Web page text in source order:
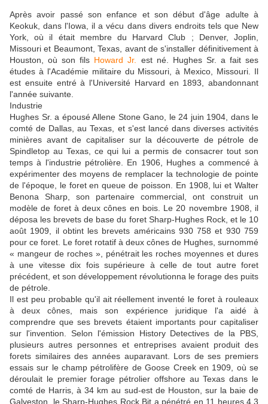
Après avoir passé son enfance et son début d'âge adulte à
Keokuk, dans l'Iowa, il a vécu dans divers endroits tels que New
York, où il était membre du Harvard Club ; Denver, Joplin,
Missouri et Beaumont, Texas, avant de s'installer définitivement à
Houston, où son fils Howard Jr.
est né. Hughes Sr. a fait ses
études à l'Académie militaire du Missouri, à Mexico, Missouri. Il
est ensuite entré à l'Université Harvard en 1893, abandonnant
l'année suivante.
Industrie
Hughes Sr. a épousé Allene Stone Gano, le 24 juin 1904, dans le
comté de Dallas, au Texas, et s'est lancé dans diverses activités
minières avant de capitaliser sur la découverte de pétrole de
Spindletop au Texas, ce qui lui a permis de consacrer tout son
temps à l'industrie pétrolière. En 1906, Hughes a commencé à
expérimenter des moyens de remplacer la technologie de pointe
de l'époque, le foret en queue de poisson. En 1908, lui et Walter
Benona Sharp, son partenaire commercial, ont construit un
modèle de foret à deux cônes en bois. Le 20 novembre 1908, il
déposa les brevets de base du foret Sharp-Hughes Rock, et le 10
août 1909, il obtint les brevets américains 930 758 et 930 759
pour ce foret. Le foret rotatif à deux cônes de Hughes, surnommé
« mangeur de roches », pénétrait les roches moyennes et dures
à une vitesse dix fois supérieure à celle de tout autre foret
précédent, et son développement révolutionna le forage des puits
de pétrole.
Il est peu probable qu'il ait réellement inventé le foret à rouleaux
à deux cônes, mais son expérience juridique l'a aidé à
comprendre que ses brevets étaient importants pour capitaliser
sur l'invention. Selon l'émission History Detectives de la PBS,
plusieurs autres personnes et entreprises avaient produit des
forets similaires des années auparavant. Lors de ses premiers
essais sur le champ pétrolifère de Goose Creek en 1909, où se
déroulait le premier forage pétrolier offshore au Texas dans le
comté de Harris, à 34 km au sud-est de Houston, sur la baie de
Galveston, le Sharp-Hughes Rock Bit a pénétré en 11 heures 4,3